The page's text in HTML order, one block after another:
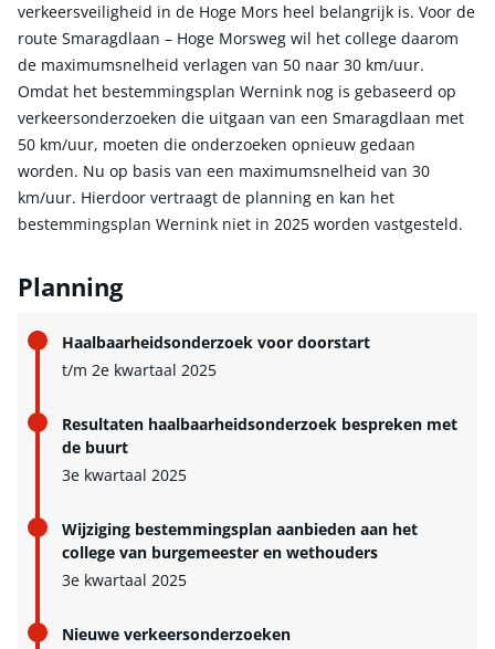
verkeersveiligheid in de Hoge Mors heel belangrijk is. Voor de
route Smaragdlaan – Hoge Morsweg wil het college daarom
de maximumsnelheid verlagen van 50 naar 30 km/uur.
Omdat het bestemmingsplan Wernink nog is gebaseerd op
verkeersonderzoeken die uitgaan van een Smaragdlaan met
50 km/uur, moeten die onderzoeken opnieuw gedaan
worden. Nu op basis van een maximumsnelheid van 30
km/uur. Hierdoor vertraagt de planning en kan het
bestemmingsplan Wernink niet in 2025 worden vastgesteld.
Planning
Haalbaarheidsonderzoek voor doorstart
t/m 2e kwartaal 2025
Resultaten haalbaarheidsonderzoek bespreken met
de buurt​
3e kwartaal 2025
Wijziging bestemmingsplan aanbieden aan het
college van burgemeester en wethouders
3e kwartaal 2025
Nieuwe verkeersonderzoeken